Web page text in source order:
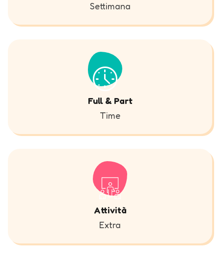
Settimana
Full & Part
Time
Attività
Extra